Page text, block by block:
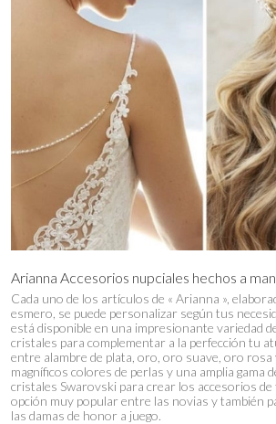
Arianna Accesorios nupciales hechos a
Cada uno de los artículos de « Arianna »,
esmero, se puede personalizar según tus
está disponible en una impresionante variedad
cristales para complementar a la perfección tu
entre alambre de plata, oro, oro suave, oro rosa
magníficos colores de perlas y una amplia gama
cristales Swarovski para crear los accesorios
opción muy popular entre las novias y también
las damas de honor a juego.